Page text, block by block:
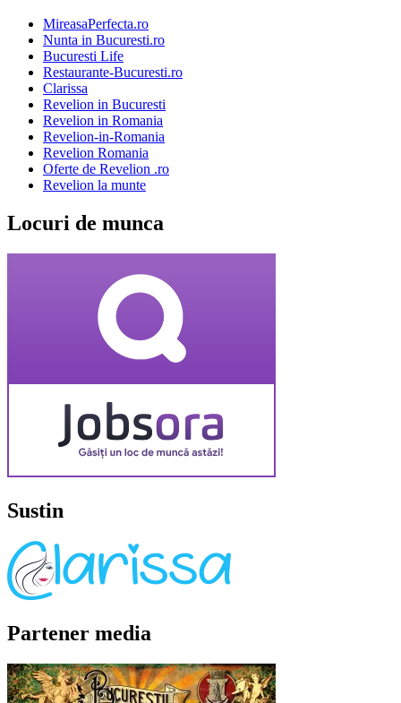
MireasaPerfecta.ro
Nunta in Bucuresti.ro
Bucuresti Life
Restaurante-Bucuresti.ro
Clarissa
Revelion in Bucuresti
Revelion in Romania
Revelion-in-Romania
Revelion Romania
Oferte de Revelion .ro
Revelion la munte
Locuri de munca
Sustin
Partener media